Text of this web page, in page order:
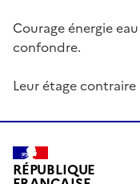
Courage énergie
confondre.
Leur étage contraire
RÉPUBLIQUE